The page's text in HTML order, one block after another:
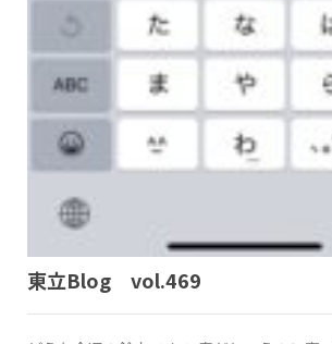
東立Blog vol.469